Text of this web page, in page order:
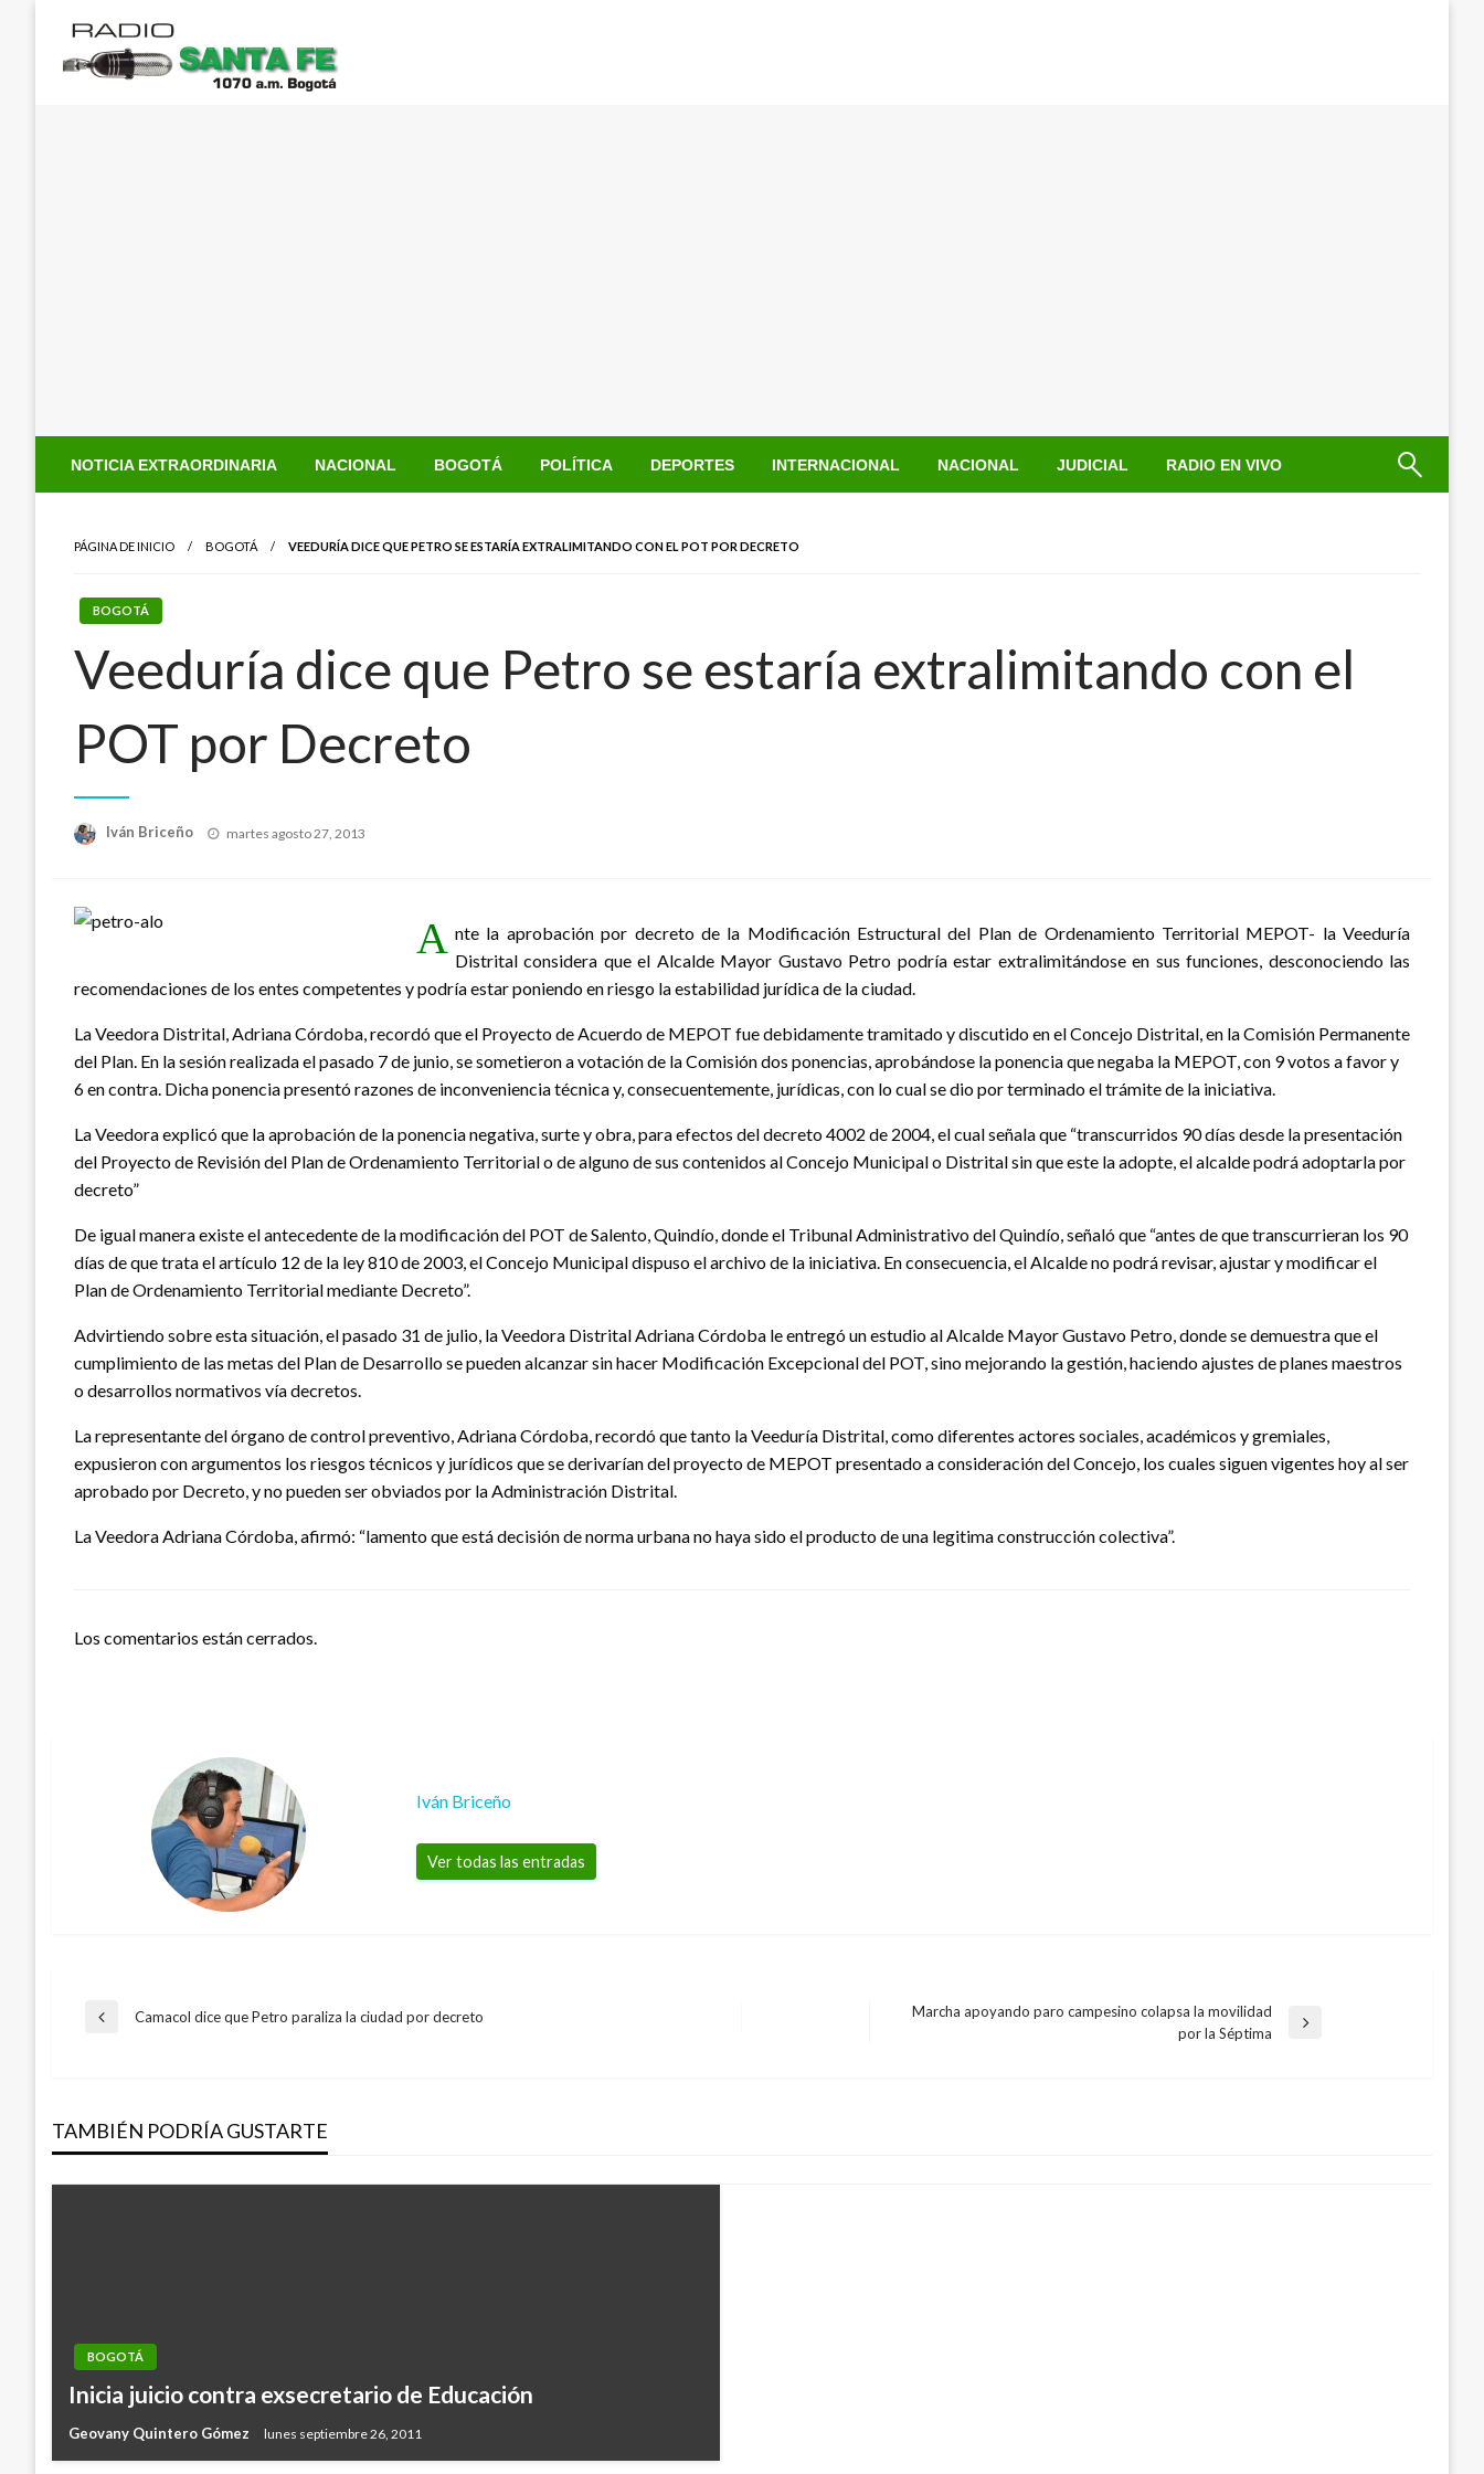
contenido
NOTICIA EXTRAORDINARIA NACIONAL BOGOTÁ POLÍTICA DEPORTES INTERNACIONAL NACIONAL JUDICIAL RADIO EN VIVO
PÁGINA DE INICIO BOGOTÁ VEEDURÍA DICE QUE PETRO SE ESTARÍA EXTRALIMITANDO CON EL POT POR DECRETO
BOGOTÁ
Veeduría dice que Petro se estaría extralimitando con el
POT por Decreto
Iván Briceño
Publicado
martes agosto 27, 2013
A nte la aprobación por decreto de la Modificación Estructural del Plan de Ordenamiento Territorial MEPOT- la Veeduría
Distrital considera que el Alcalde Mayor Gustavo Petro podría estar extralimitándose en sus funciones, desconociendo las
recomendaciones de los entes competentes y podría estar poniendo en riesgo la estabilidad jurídica de la ciudad.
La Veedora Distrital, Adriana Córdoba, recordó que el Proyecto de Acuerdo de MEPOT fue debidamente tramitado y discutido en el Concejo Distrital, en la Comisión Permanente
del Plan. En la sesión realizada el pasado 7 de junio, se sometieron a votación de la Comisión dos ponencias, aprobándose la ponencia que negaba la MEPOT, con 9 votos a favor y
6 en contra. Dicha ponencia presentó razones de inconveniencia técnica y, consecuentemente, jurídicas, con lo cual se dio por terminado el trámite de la iniciativa.
La Veedora explicó que la aprobación de la ponencia negativa, surte y obra, para efectos del decreto 4002 de 2004, el cual señala que “transcurridos 90 días desde la presentación
del Proyecto de Revisión del Plan de Ordenamiento Territorial o de alguno de sus contenidos al Concejo Municipal o Distrital sin que este la adopte, el alcalde podrá adoptarla por
decreto”
De igual manera existe el antecedente de la modificación del POT de Salento, Quindío, donde el Tribunal Administrativo del Quindío, señaló que “antes de que transcurrieran los 90
días de que trata el artículo 12 de la ley 810 de 2003, el Concejo Municipal dispuso el archivo de la iniciativa. En consecuencia, el Alcalde no podrá revisar, ajustar y modificar el
Plan de Ordenamiento Territorial mediante Decreto”.
Advirtiendo sobre esta situación, el pasado 31 de julio, la Veedora Distrital Adriana Córdoba le entregó un estudio al Alcalde Mayor Gustavo Petro, donde se demuestra que el
cumplimiento de las metas del Plan de Desarrollo se pueden alcanzar sin hacer Modificación Excepcional del POT, sino mejorando la gestión, haciendo ajustes de planes maestros
o desarrollos normativos vía decretos.
La representante del órgano de control preventivo, Adriana Córdoba, recordó que tanto la Veeduría Distrital, como diferentes actores sociales, académicos y gremiales,
expusieron con argumentos los riesgos técnicos y jurídicos que se derivarían del proyecto de MEPOT presentado a consideración del Concejo, los cuales siguen vigentes hoy al ser
aprobado por Decreto, y no pueden ser obviados por la Administración Distrital.
La Veedora Adriana Córdoba, afirmó: “lamento que está decisión de norma urbana no haya sido el producto de una legitima construcción colectiva”.
Los comentarios están cerrados.
Iván Briceño
Ver todas las entradas
Navegación
entradas
Entrada
Camacol dice que Petro paraliza la ciudad por decreto
Marcha apoyando paro campesino colapsa la movilidad
por la Séptima
TAMBIÉN PODRÍA GUSTARTE
BOGOTÁ
Inicia juicio contra exsecretario de Educación
Geovany Quintero Gómez lunes septiembre 26, 2011